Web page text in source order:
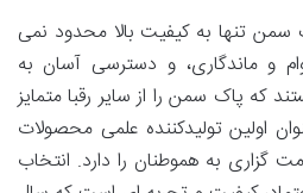
سمن تنها به کیفیت بالا محدود نمی
و ماندگاری، و دسترسی آسان به
که پاک سمن را از سایر رقبا متمایز
اولین تولیدکننده علمی محصولات
گزاری به هموطنان را دارد. انتخاب